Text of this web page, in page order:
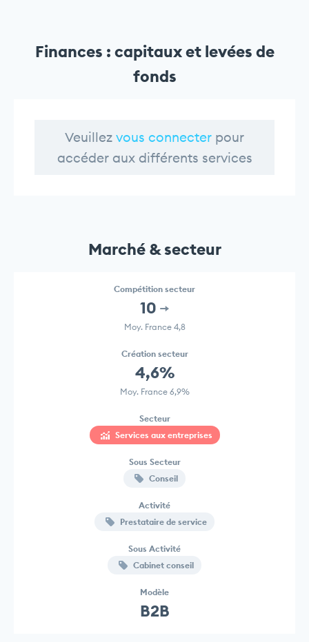
Finances : capitaux et levées de
fonds
Veuillez vous connecter pour
accéder aux différents services
Marché & secteur
Compétition secteur
10
Moy. France 4,8
Création secteur
4,6%
Moy. France 6,9%
Secteur
Services aux entreprises
Sous Secteur
Conseil
Activité
Prestataire de service
Sous Activité
Cabinet conseil
Modèle
B2B